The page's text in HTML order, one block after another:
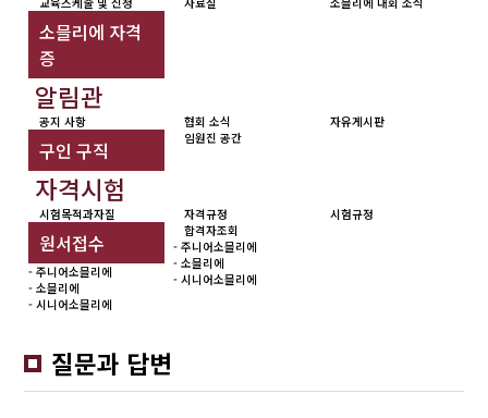
소믈리에 자격
증
알림관
공지 사항 협회 소식 자유게시판
구인 구직 임원진 공간
자격시험
시험목적과자질 자격규정 시험규정
원서접수
- 주니어소믈리에
- 소믈리에
- 시니어소믈리에
합격자조회
- 주니어소믈리에
- 소믈리에
- 시니어소믈리에
질문과 답변